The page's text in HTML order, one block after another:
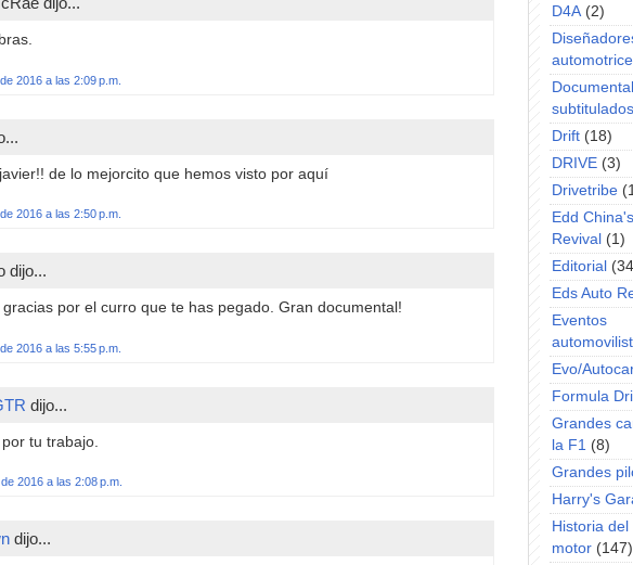
2016 a las 2:09 p.m.
de lo mejorcito que hemos visto por aquí
2016 a las 2:50 p.m.
dijo...
gracias por el curro que te has pegado. Gran documental!
2016 a las 5:55 p.m.
dijo...
tu trabajo.
2016 a las 2:08 p.m.
dijo...
D4A (2)
subtitulados
Drift (18)
DRIVE (3)
Drivetribe
Edd
Revival (1)
Editorial
Eds Auto
Eventos
Evo/
Formula
Grandes
la F1 (8)
Grandes
Harry's
Historia
motor (147)